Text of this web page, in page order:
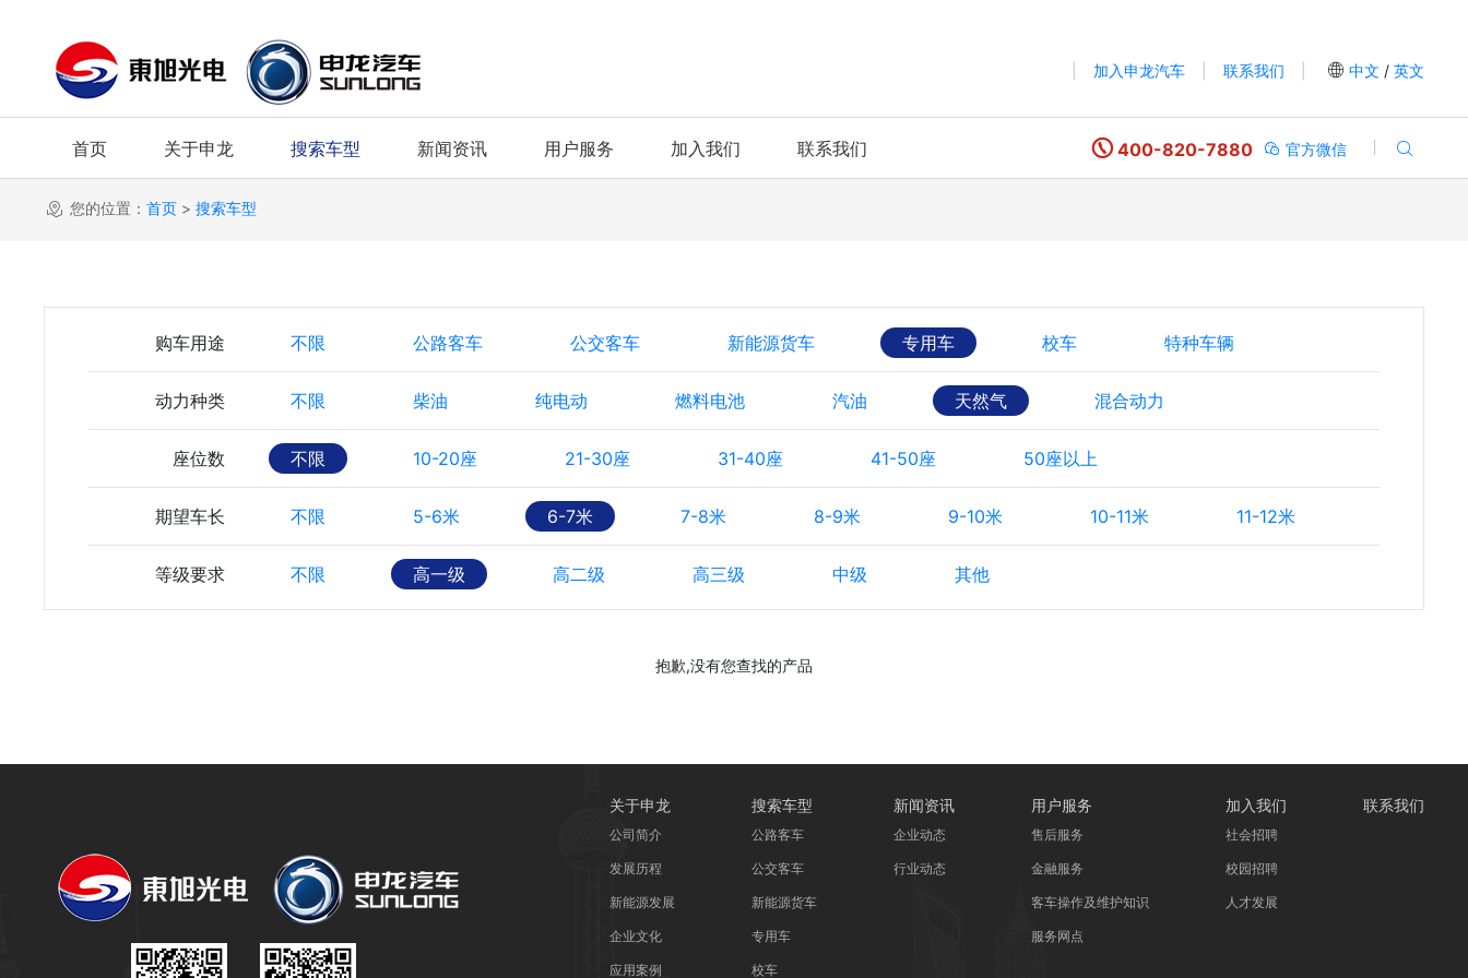
加入申龙汽车 联系我们 中文 / 英文
首页 关于申龙 搜索车型 新闻资讯 用户服务 加入我们 联系我们 400-820-7880 官方微信
您的位置： 首页 > 搜索车型
购车用途 不限 公路客车 公交客车 新能源货车 专用车 校车 特种车辆
动力种类 不限 柴油 纯电动 燃料电池 汽油 天然气 混合动力
座位数 不限 10-20座 21-30座 31-40座 41-50座 50座以上
期望车长 不限 5-6米 6-7米 7-8米 8-9米 9-10米 10-11米 11-12米
等级要求 不限 高一级 高二级 高三级 中级 其他
抱歉,没有您查找的产品
关于申龙
公司简介
发展历程
新能源发展
企业文化
应用案例
搜索车型
公路客车
公交客车
新能源货车
专用车
校车
新闻资讯
企业动态
行业动态
用户服务
售后服务
金融服务
客车操作及维护知识
服务网点
加入我们
社会招聘
校园招聘
人才发展
联系我们